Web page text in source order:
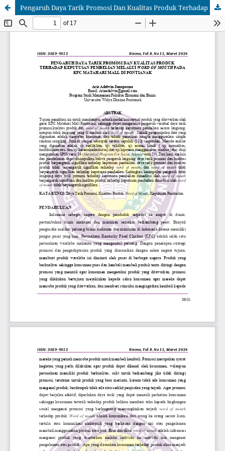
Pengaruh Daya Tarik Promosi Dan Kualitas Produk Terhadap Keputusan Pembelian Melalui Word Of Mouth Pada KFC Matahari Mall Di Pontianak